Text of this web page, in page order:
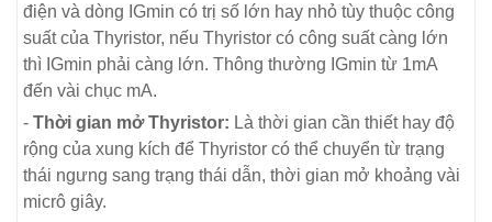
điện và dòng IGmin có trị số lớn hay nhỏ tùy thuộc công
suất của Thyristor, nếu Thyristor có công suất càng lớn
thì IGmin phải càng lớn. Thông thường IGmin từ 1mA
đến vài chục mA.
- Thời gian mở Thyristor: Là thời gian cần thiết hay độ
rộng của xung kích để Thyristor có thể chuyển từ trạng
thái ngưng sang trạng thái dẫn, thời gian mở khoảng vài
micrô giây.